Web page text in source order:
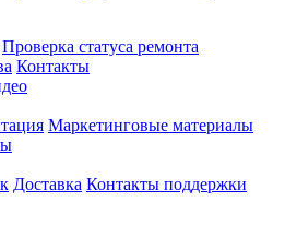
Проверка статуса ремонта
Контакты
Маркетинговые материалы
Доставка Контакты поддержки